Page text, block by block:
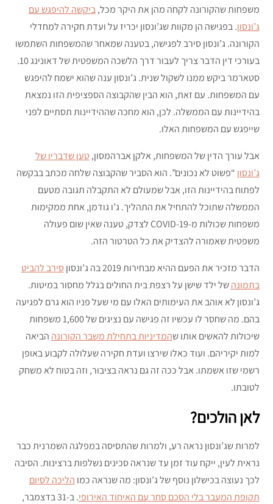
משפחות שהקורונה לקחה מהן את היקר מכל,ביקשה להיפגש עם
ג’ונסון. בפגישה הן מקוות שג’ונסון יכריז על ועדת חקירה למחדלי
הקורונה. ג’ונסון סירב לפגישה, בטענה שמאחר שהמשפחות השתמשו
בעורכי דין הדבר צריך לעבור דרך הלשכה המשפטית של דאונינג 10.
סטארמר ביקש ממנו לשקול שנית. ג’ונסון ענה שהוא ישמח להיפגש
עם המשפחות. עם זאת, הוא הבין שהקבוצה הספציפית הזו נמצאת
בהידיינות עם הממשלה. לכן, הוא מחכה שההידיינות תסתיים לפני
שייפגש עם המשפחות האלו.
אבל עורך הדין של המשפחות, אלקן אברהמסון,טען שדבריו של
ג’ונסון “פשוט לא נכונים”. הוא הסביר שהקבוצה שלחה מכתב בבקשה
לפתוח בהידיינות הזו, אבל שמעולם לא התקבלה תגובה מטעם
הממשלה שתוכל להתחיל את התהליך. ג’ו גודמן, אחת ממקימות
משפחות שכולות מ-COVID-19 לצדק, טענה שאין שום פעולה
משפטית שאמורה להצדיק את כל הטרטור הזה.
הדבר מזכיר את הפעם ההיא מבחירות 2019 בה ג’ונסון
סירב להביט
בתמונהשל ילד שישן על רצפת בית החולים בגלל מחסור במיטות.
ג’ונסון לא אוהב את העימותים האלו עם מי שעל פניו הוא גרם לפגיעה
בהם. מה שחסר לו עכשיו זה פגישה עם נציגים של 1,600 משפחות
שיכולות להאשים אותו שהמדיניות בתחילת משבר הקורונה הביאה
למות יקיריהם. ועוד כאלו שירצו ועדת חקירה שעלולה לקבוע באופן
רשמי שזו אשמתו. אבל ככה זה גם נראה בציבור, וזה בטוח לא משחק
לטובתו.
לאן הולכים?
למרות שג’ונסון נראה רע, ולמרות שהתסיסה במפלגה השמרנית כבר
נראית לעין, ייקח עוד זמן עד שנראה סכינים נשלפות ברצינות. הסיבה
לכך נעוצה בכישלון נוסף של ג’ונסון: מה שנראה כמו הליכה לסיום
תקופת המעבר בלי הסכם סחר עם האיחוד האירופי
. ב-31 בדצמבר,